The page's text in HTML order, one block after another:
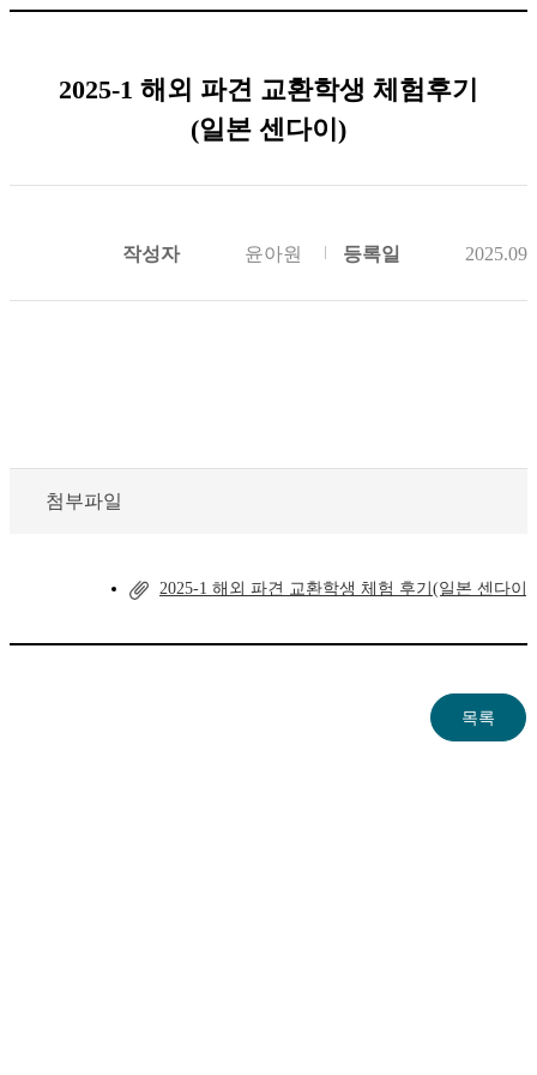
2025-1 해외 파견 교환학생 체험후기
(일본 센다이)
작성자 윤아원 등록일
첨부파일
2025-1 해외 파견 교환학생 체험 후기(일본 센다이